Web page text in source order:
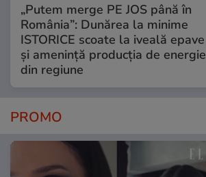
„Putem merge PE JOS până în
România”: Dunărea la minime
ISTORICE scoate la iveală epave
și amenință producția de energie
din regiune
PROMO